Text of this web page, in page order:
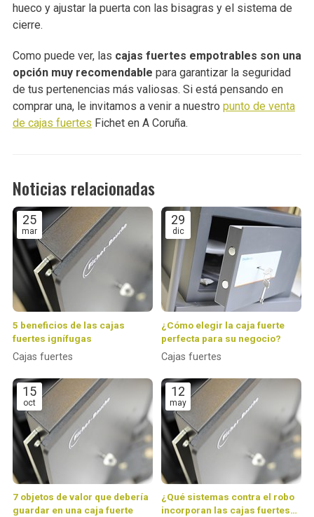
hueco y ajustar la puerta con las bisagras y el sistema de
cierre.
Como puede ver, las cajas fuertes empotrables son una
opción muy recomendable para garantizar la seguridad
de tus pertenencias más valiosas. Si está pensando en
comprar una, le invitamos a venir a nuestro punto de venta
de cajas fuertes Fichet en A Coruña.
Noticias relacionadas
25
mar
5 beneficios de las cajas
fuertes ignífugas
Cajas fuertes
29
dic
¿Cómo elegir la caja fuerte
perfecta para su negocio?
Cajas fuertes
15
oct
7 objetos de valor que debería
guardar en una caja fuerte
12
may
¿Qué sistemas contra el robo
incorporan las cajas fuertes